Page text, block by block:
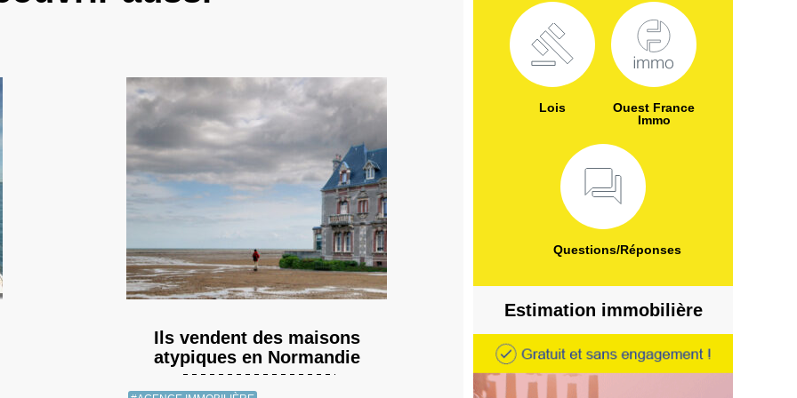
Ils vendent des maisons
atypiques en Normandie
Lois
Ouest France
Immo
Questions/Réponses
Estimation immobilière